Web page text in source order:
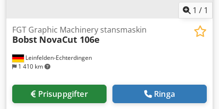
1 / 1
Leinfelden-Echterdingen
1 410 km
FGT Graphic Machinery stansmaskin
Bobst NovaCut 106e
Prisuppgifter Ringa